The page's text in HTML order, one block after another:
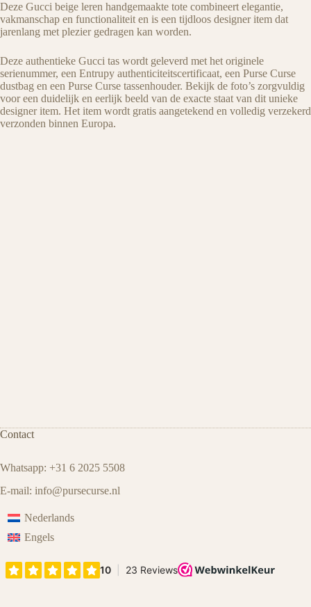
Deze Gucci beige leren handgemaakte tote combineert elegantie,
vakmanschap en functionaliteit en is een tijdloos designer item dat
jarenlang met plezier gedragen kan worden.
Deze authentieke Gucci tas wordt geleverd met het originele
serienummer, een Entrupy authenticiteitscertificaat, een Purse Curse
dustbag en een Purse Curse tassenhouder. Bekijk de foto’s zorgvuldig
voor een duidelijk en eerlijk beeld van de exacte staat van dit unieke
designer item. Het item wordt gratis aangetekend en volledig verzekerd
verzonden binnen Europa.
Contact
Whatsapp: +31 6 2025 5508
E-mail: info@pursecurse.nl
Nederlands
Engels